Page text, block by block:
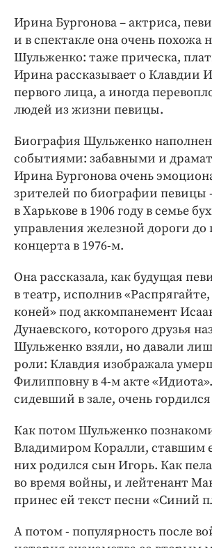
Ирина Бургонова – актриса,
и в спектакле она очень похожа
Шульженко: таже прическа,
Ирина рассказывает о Клавдии
первого лица, а иногда
людей из жизни певицы.
Биография Шульженко
событиями: забавными и
Ирина Бургонова очень
зрителей по биографии певицы
в Харькове в 1906 году в семье
управления железной дороги до
концерта в 1976-м.
Она рассказала, как будущая
в театр, исполнив
коней» под аккомпанемент
Дунаевского, которого друзья
Шульженко взяли, но давали
роли: Клавдия изображала
Филипповну в 4-м акте
сидевший в зале, очень
Как потом Шульженко
Владимиром Коралли, ставшим
них родился сын Игорь. Как
во время войны, и лейтенант
принес ей текст песни «Синий
А потом - популярность после